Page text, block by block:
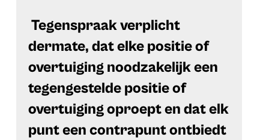
​ Tegenspraak verplicht
dermate, dat elke positie of
overtuiging noodzakelijk een
tegengestelde positie of
overtuiging oproept en dat elk
punt een contrapunt ontbiedt